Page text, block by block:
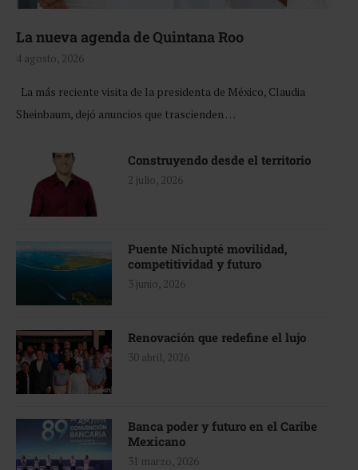
La nueva agenda de Quintana Roo
4 agosto, 2026
La más reciente visita de la presidenta de México, Claudia
Sheinbaum, dejó anuncios que trascienden …
Construyendo desde el territorio
2 julio, 2026
Puente Nichupté movilidad,
competitividad y futuro
3 junio, 2026
Renovación que redefine el lujo
30 abril, 2026
Banca poder y futuro en el Caribe
Mexicano
31 marzo, 2026